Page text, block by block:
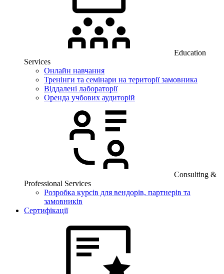
Education
Services
Онлайн навчання
Тренінги та семінари на території замовника
Віддалені лабораторії
Оренда учбових аудиторій
Consulting &
Professional Services
Розробка курсів для вендорів, партнерів та
замовників
Сертифікації